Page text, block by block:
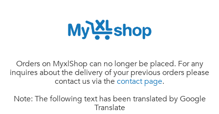
Orders on MyxlShop can no longer be placed. For any
inquires about the delivery of your previous orders please
contact us via the contact page.
Note: The following text has been translated by Google
Translate